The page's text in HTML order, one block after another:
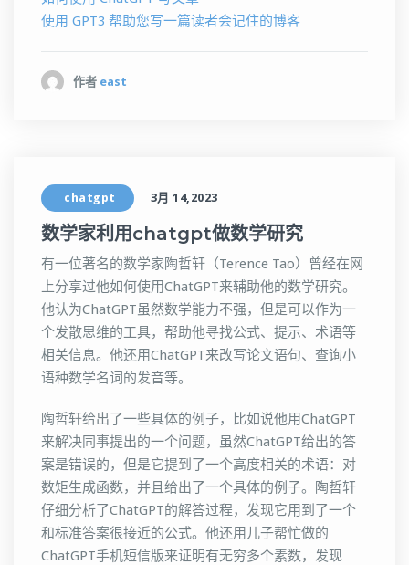
使用 GPT3 帮助您写一篇读者会记住的博客
作者 east
chatgpt 3月 14,2023
数学家利用chatgpt做数学研究
有一位著名的数学家陶哲轩（Terence Tao）曾经在网
上分享过他如何使用ChatGPT来辅助他的数学研究。
他认为ChatGPT虽然数学能力不强，但是可以作为一
个发散思维的工具，帮助他寻找公式、提示、术语等
相关信息。他还用ChatGPT来改写论文语句、查询小
语种数学名词的发音等。
陶哲轩给出了一些具体的例子，比如说他用ChatGPT
来解决同事提出的一个问题，虽然ChatGPT给出的答
案是错误的，但是它提到了一个高度相关的术语：对
数矩生成函数，并且给出了一个具体的例子。陶哲轩
仔细分析了ChatGPT的解答过程，发现它用到了一个
和标准答案很接近的公式。他还用儿子帮忙做的
ChatGPT手机短信版来证明有无穷多个素数，发现